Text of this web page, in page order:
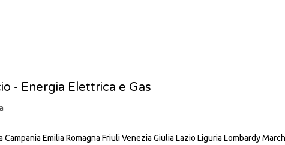
- Energia Elettrica e Gas
Campania Emilia Romagna Friuli Venezia Giulia Lazio Liguria Lombardy